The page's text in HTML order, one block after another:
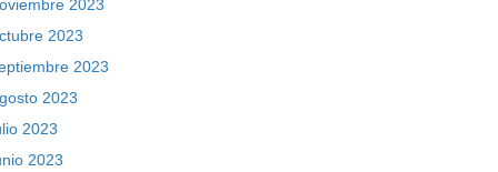
2023
2023
2023
2023
2023
2023